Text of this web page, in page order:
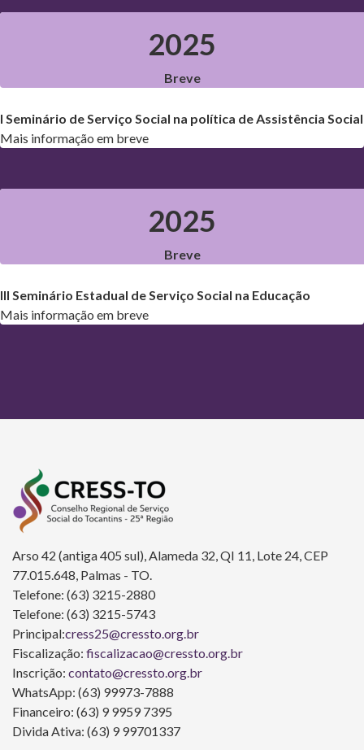
2025
Breve
⁠I Seminário de Serviço Social na política de Assistência Social
Mais informação em breve
2025
Breve
III Seminário Estadual de Serviço Social na Educação
Mais informação em breve
Arso 42 (antiga 405 sul), Alameda 32, QI 11, Lote 24, CEP
77.015.648, Palmas - TO.
Telefone: (63) 3215-2880
Telefone: (63) 3215-5743
Principal:cress25@cressto.org.br
Fiscalização: fiscalizacao@cressto.org.br
Inscrição: contato@cressto.org.br
WhatsApp: (63) 99973-7888
Financeiro: (63) 9 9959 7395
Divida Ativa: (63) 9 99701337